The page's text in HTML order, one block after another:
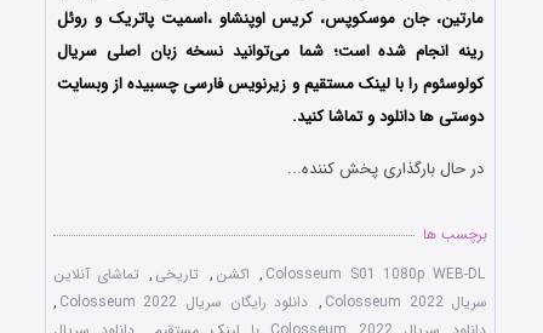
مارتین، جان موسکوپس، کریس اوپنشاو ،اسمیت پاتریک و روئل
رینه انجام شده است؛ شما می‌توانید نسخه زبان اصلی سریال
کولوسئوم را با لینک مستقیم و زیرنویس فارسی چسبیده از وبسایت
دوستی ها دانلود و تماشا کنید.
در حال بارگذاری پخش کننده...
برچسب ها
Colosseum S01 1080p WEB-DL
, اکشن , تاریخی , تماشای آنلاین
سریال Colosseum 2022
, دانلود رایگان سریال Colosseum 2022
,